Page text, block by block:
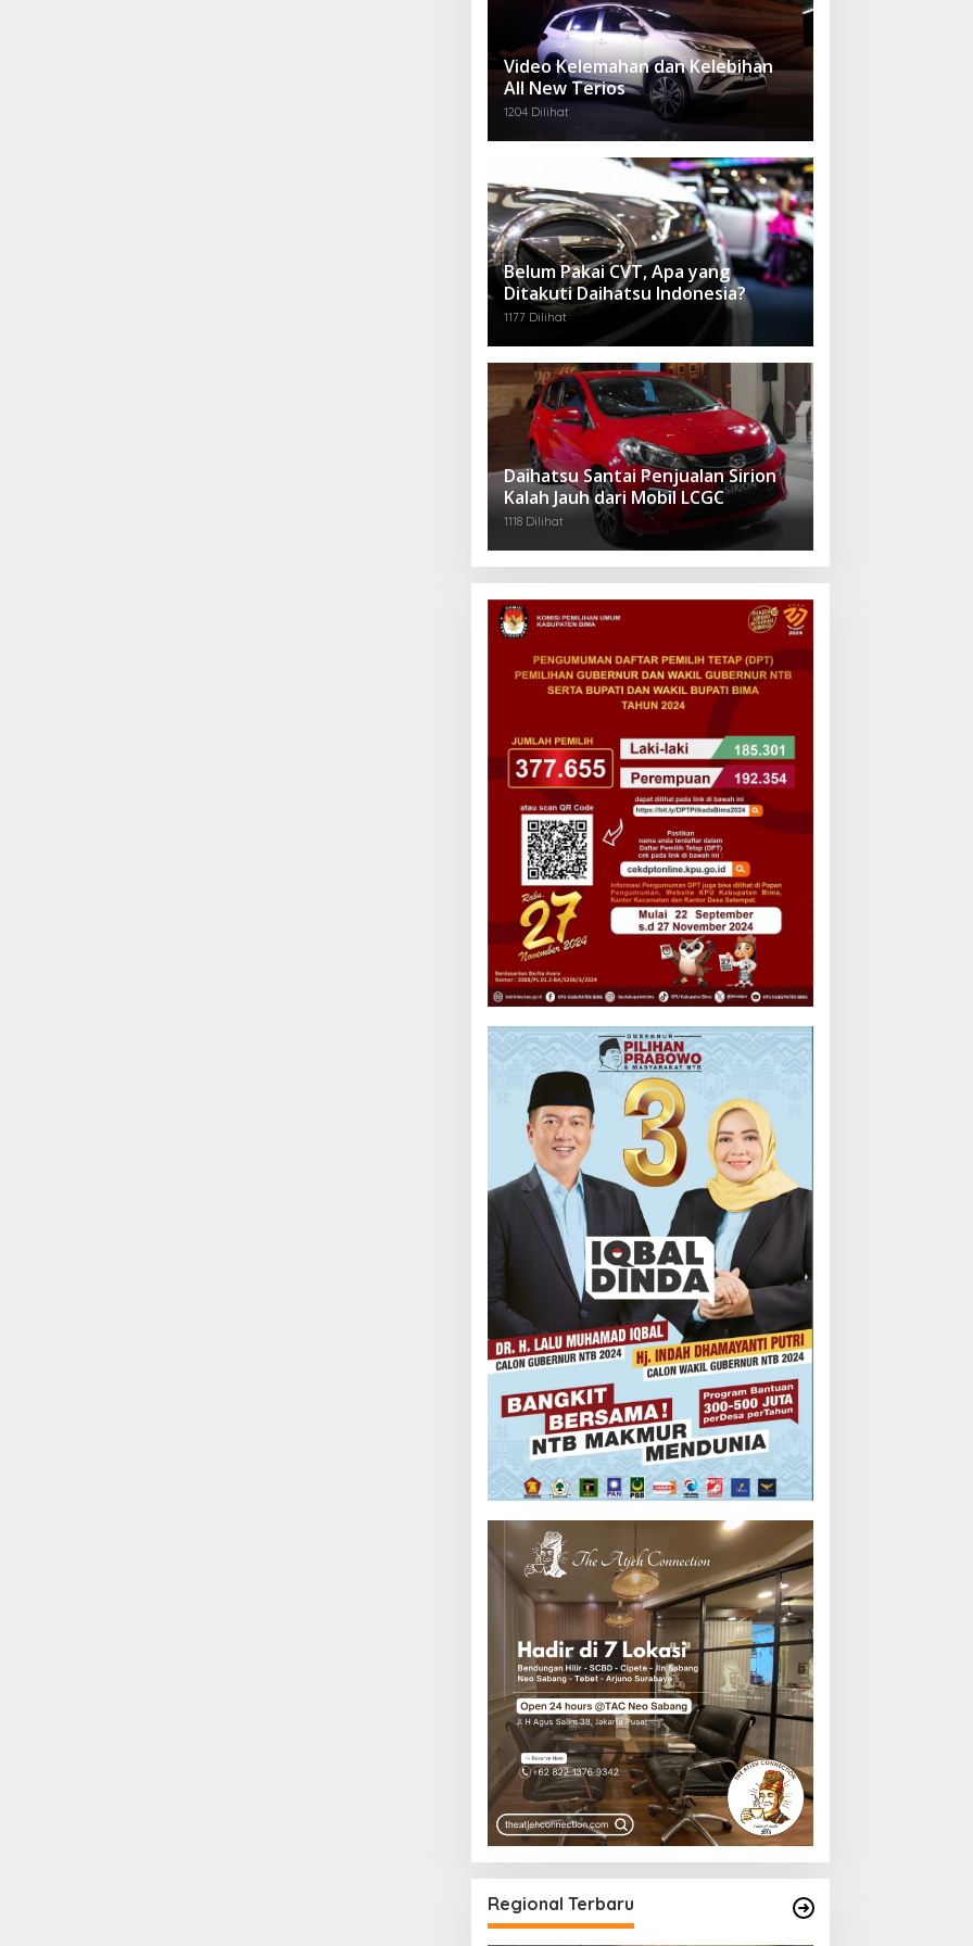
Video Kelemahan dan Kelebihan
All New Terios
1204 Dilihat
Belum Pakai CVT, Apa yang
Ditakuti Daihatsu Indonesia?
1177 Dilihat
Daihatsu Santai Penjualan Sirion
Kalah Jauh dari Mobil LCGC
1118 Dilihat
Regional Terbaru